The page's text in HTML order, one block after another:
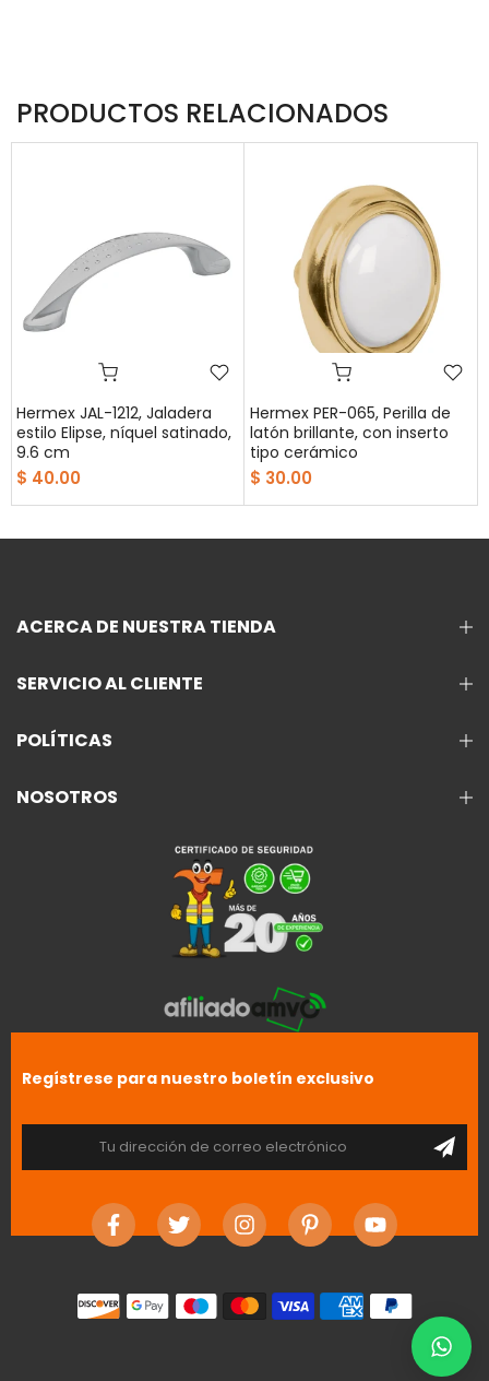
PRODUCTOS RELACIONADOS
Hermex JAL-1212, Jaladera
estilo Elipse, níquel satinado,
9.6 cm
$ 40.00
Hermex PER-065, Perilla de
latón brillante, con inserto
tipo cerámico
$ 30.00
ACERCA DE NUESTRA TIENDA
SERVICIO AL CLIENTE
POLÍTICAS
NOSOTROS
Regístrese para nuestro boletín exclusivo